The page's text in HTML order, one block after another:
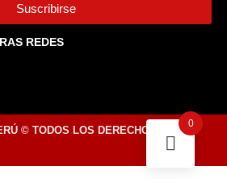
Suscribirse
REDES
© TODOS LOS DERECHOS
0